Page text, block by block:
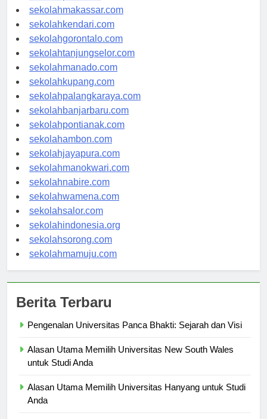
sekolahpalu.com
sekolahmakassar.com
sekolahkendari.com
sekolahgorontalo.com
sekolahtanjungselor.com
sekolahmanado.com
sekolahkupang.com
sekolahpalangkaraya.com
sekolahbanjarbaru.com
sekolahpontianak.com
sekolahambon.com
sekolahjayapura.com
sekolahmanokwari.com
sekolahnabire.com
sekolahwamena.com
sekolahsalor.com
sekolahindonesia.org
sekolahsorong.com
Berita Terbaru
Alasan Utama Memilih Universitas New South Wales
Alasan Utama Memilih Universitas Hanyang untuk Studi